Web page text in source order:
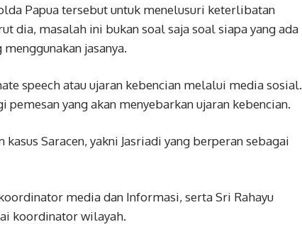
Papua tersebut untuk menelusuri keterlibatan
dia, masalah ini bukan soal saja soal siapa yang ada
jasanya.
speech atau ujaran kebencian melalui media sosial.
yang akan menyebarkan ujaran kebencian.
Saracen, yakni Jasriadi yang berperan sebagai
media dan Informasi, serta Sri Rahayu
koordinator wilayah.